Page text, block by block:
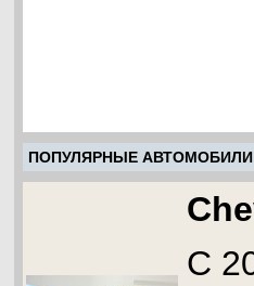
ПОПУЛЯРНЫЕ АВТОМОБИЛИ
С